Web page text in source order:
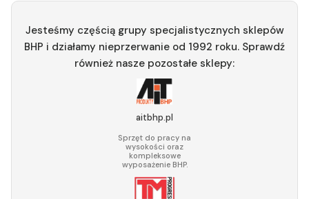
Jesteśmy częścią grupy specjalistycznych sklepów
BHP i działamy nieprzerwanie od 1992 roku. Sprawdź
również nasze pozostałe sklepy:
aitbhp.pl
Sprzęt do pracy na
wysokości oraz
kompleksowe
wyposażenie BHP.